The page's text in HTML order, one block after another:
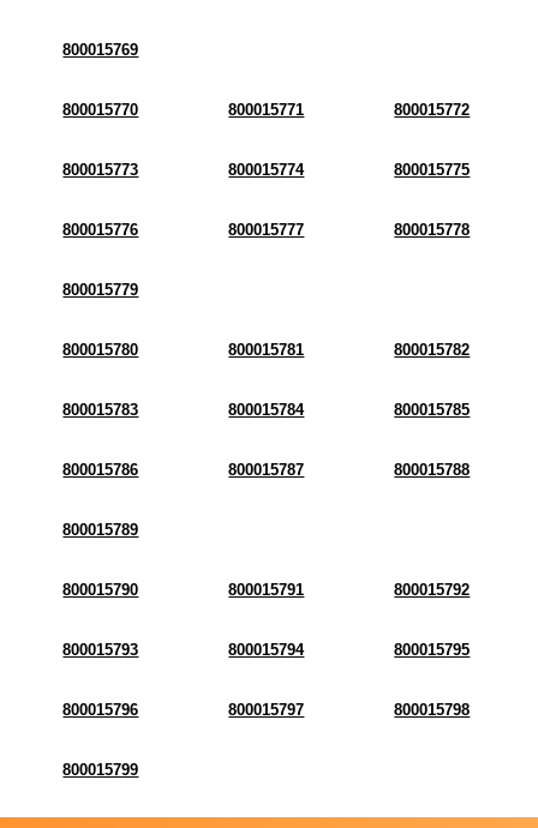
800015769
800015770 800015771 800015772
800015773 800015774 800015775
800015776 800015777 800015778
800015779
800015780 800015781 800015782
800015783 800015784 800015785
800015786 800015787 800015788
800015789
800015790 800015791 800015792
800015793 800015794 800015795
800015796 800015797 800015798
800015799